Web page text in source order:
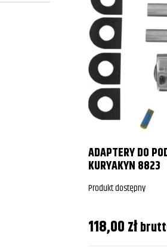
ADAPTERY DO
KURYAKYN 8823
Produkt dostępny
118,00zł